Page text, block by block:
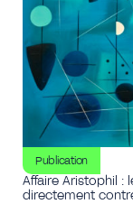
Publication
Affaire Aristophil :
directement